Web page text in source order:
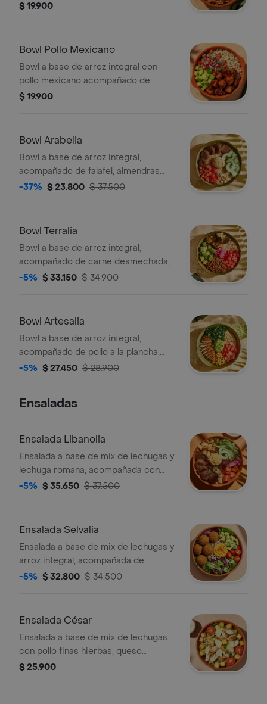
$ 19.900
Bowl Pollo Mexicano
Bowl a base de arroz integral con
pollo mexicano acompañado de
aguacate, pico de gallo y salsa verde .
$ 19.900
Bowl Arabelia
Bowl a base de arroz integral,
acompañado de falafel, almendras
fileteadas, tomate chonto, pepino,
-37% $ 23.800 $ 37.500
Bowl Terralia
Bowl a base de arroz integral,
acompañado de carne desmechada,
tomate chonto, aguacate, cebolla
-5% $ 33.150 $ 34.900
Bowl Artesalia
Bowl a base de arroz integral,
acompañado de pollo a la plancha,
kale, maiz tierno, tomate chonto,
-5% $ 27.450 $ 28.900
Ensaladas
Ensalada Libanolia
Ensalada a base de mix de lechugas y
lechuga romana, acompañada con
falafel (5 unds), hummus de garbanzo,
trocitos de jalapeño. recomendada
-5% $ 35.650 $ 37.500
Ensalada Selvalia
Ensalada a base de mix de lechugas y
arroz integral, acompañada de
albóndigas de berenjena (5 unds),
vinagreta balsámica
-5% $ 32.800 $ 34.500
Ensalada César
Ensalada a base de mix de lechugas
con pollo finas hierbas, queso
parmesano, tomate, crutones y
$ 25.900